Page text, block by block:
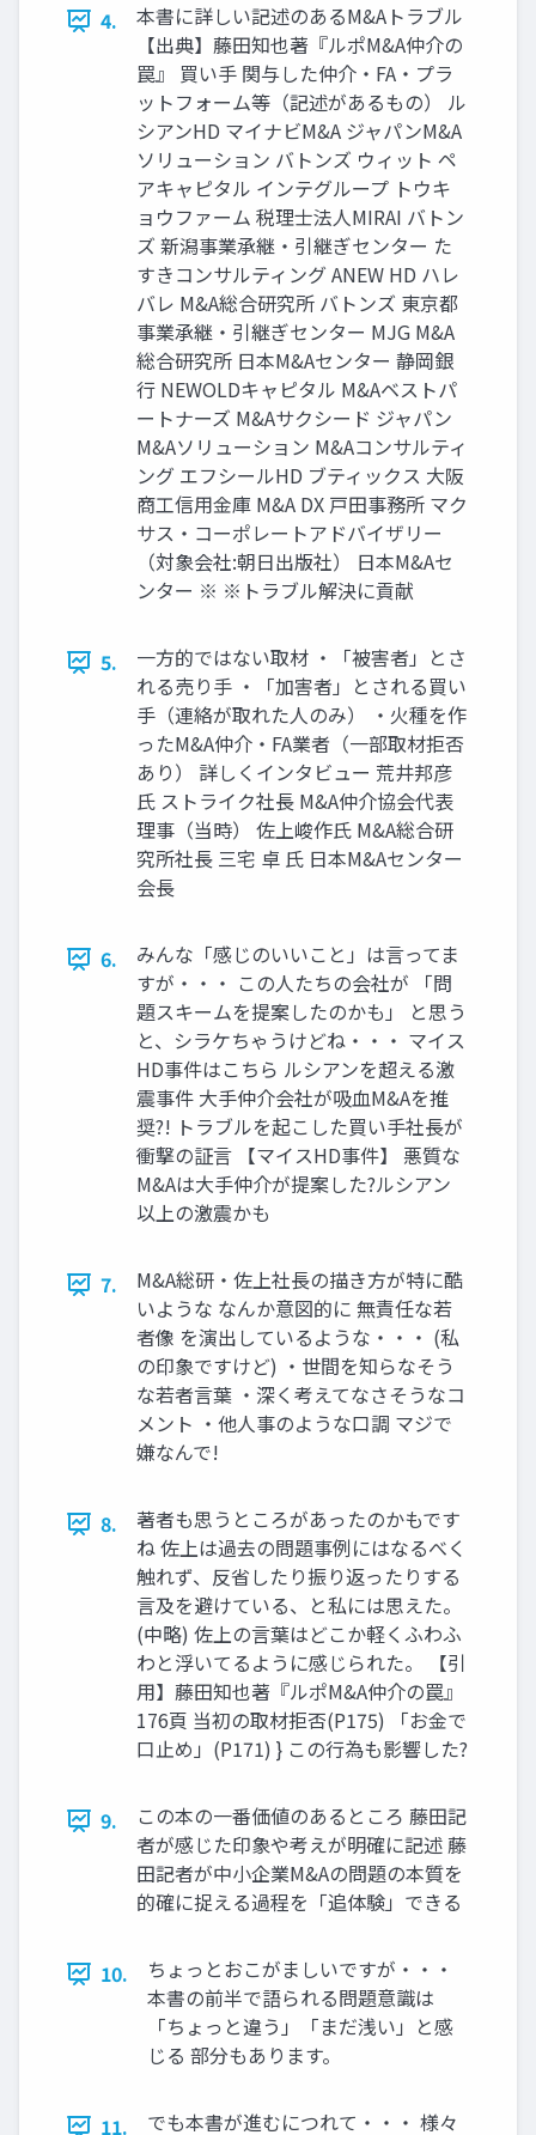
4.
本書に詳しい記述のあるM&Aトラブル
【出典】藤田知也著『ルポM&A仲介の
罠』 買い手 関与した仲介・FA・プラ
ットフォーム等（記述があるもの） ル
シアンHD マイナビM&A ジャパンM&A
ソリューション バトンズ ウィット ペ
アキャピタル インテグループ トウキ
ョウファーム 税理士法人MIRAI バトン
ズ 新潟事業承継・引継ぎセンター た
すきコンサルティング ANEW HD ハレ
バレ M&A総合研究所 バトンズ 東京都
事業承継・引継ぎセンター MJG M&A
総合研究所 日本M&Aセンター 静岡銀
行 NEWOLDキャピタル M&Aベストパ
ートナーズ M&Aサクシード ジャパン
M&Aソリューション M&Aコンサルティ
ング エフシールHD ブティックス 大阪
商工信用金庫 M&A DX 戸田事務所 マク
サス・コーポレートアドバイザリー
（対象会社:朝日出版社） 日本M&Aセ
ンター ※ ※トラブル解決に貢献
5.
一方的ではない取材 ・「被害者」とさ
れる売り手 ・「加害者」とされる買い
手（連絡が取れた人のみ） ・火種を作
ったM&A仲介・FA業者（一部取材拒否
あり） 詳しくインタビュー 荒井邦彦
氏 ストライク社長 M&A仲介協会代表
理事（当時） 佐上峻作氏 M&A総合研
究所社長 三宅 卓 氏 日本M&Aセンター
会長
6.
みんな「感じのいいこと」は言ってま
すが・・・ この人たちの会社が 「問
題スキームを提案したのかも」 と思う
と、シラケちゃうけどね・・・ マイス
HD事件はこちら ルシアンを超える激
震事件 大手仲介会社が吸血M&Aを推
奨?! トラブルを起こした買い手社長が
衝撃の証言 【マイスHD事件】 悪質な
M&Aは大手仲介が提案した?ルシアン
以上の激震かも
7.
M&A総研・佐上社長の描き方が特に酷
いような なんか意図的に 無責任な若
者像 を演出しているような・・・ (私
の印象ですけど) ・世間を知らなそう
な若者言葉 ・深く考えてなさそうなコ
メント ・他人事のような口調 マジで
嫌なんで!
8.
著者も思うところがあったのかもです
ね 佐上は過去の問題事例にはなるべく
触れず、反省したり振り返ったりする
言及を避けている、と私には思えた。
(中略) 佐上の言葉はどこか軽くふわふ
わと浮いてるように感じられた。 【引
用】藤田知也著『ルポM&A仲介の罠』
176頁 当初の取材拒否(P175) 「お金で
口止め」(P171) } この行為も影響した?
9.
この本の一番価値のあるところ 藤田記
者が感じた印象や考えが明確に記述 藤
田記者が中小企業M&Aの問題の本質を
的確に捉える過程を「追体験」できる
10.
ちょっとおこがましいですが・・・
本書の前半で語られる問題意識は
「ちょっと違う」「まだ浅い」と感
じる 部分もあります。
11. でも本書が進むにつれて・・・ 様々